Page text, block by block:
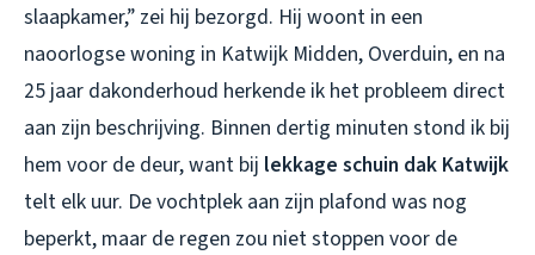
slaapkamer,” zei hij bezorgd. Hij woont in een
naoorlogse woning in Katwijk Midden, Overduin, en na
25 jaar dakonderhoud herkende ik het probleem direct
aan zijn beschrijving. Binnen dertig minuten stond ik bij
hem voor de deur, want bij lekkage schuin dak Katwijk
telt elk uur. De vochtplek aan zijn plafond was nog
beperkt, maar de regen zou niet stoppen voor de